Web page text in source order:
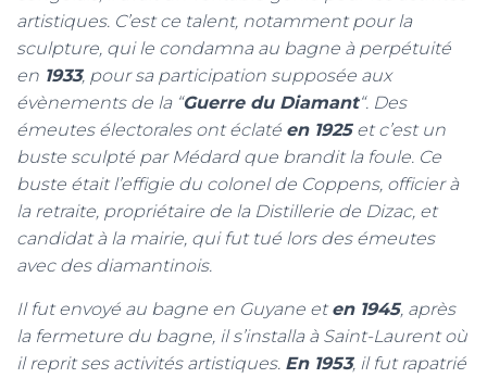
artistiques. C’est ce talent, notamment pour la
sculpture, qui le condamna au bagne à perpétuité
en 1933, pour sa participation supposée aux
évènements de la “Guerre du Diamant“. Des
émeutes électorales ont éclaté en 1925et c’est un
buste sculpté par Médard que brandit la foule. Ce
buste était l’effigie du colonel de Coppens, officier à
la retraite, propriétaire de la Distillerie de Dizac, et
candidat à la mairie, qui fut tué lors des émeutes
avec des diamantinois.
Il fut envoyé au bagne en Guyane eten 1945, après
la fermeture du bagne, il s’installa à Saint-Laurent où
il reprit ses activités artistiques. En 1953, il fut rapatrié